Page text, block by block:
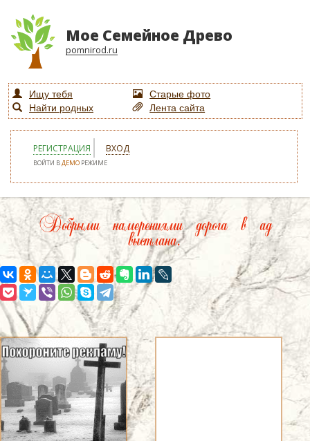
Мое Семейное Древо
pomnirod.ru
Ищу тебя
Старые фото
Найти родных
Лента сайта
РЕГИСТРАЦИЯ ВХОД
ВОЙТИ ВДЕМО РЕЖИМЕ
Добрыми намерениями дорога в ад
выстлана.